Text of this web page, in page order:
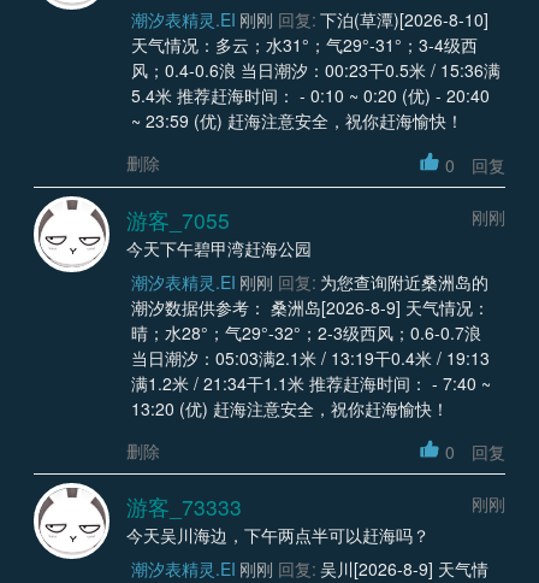
潮汐表精灵.EI 刚刚 回复: 下泊(草潭)[2026-8-10]
天气情况：多云；水31°；气29°-31°；3-4级西
风；0.4-0.6浪 当日潮汐：00:23干0.5米 / 15:36满
5.4米 推荐赶海时间： - 0:10 ~ 0:20 (优) - 20:40
~ 23:59 (优) 赶海注意安全，祝你赶海愉快！
删除
0 回复
游客_7055
刚刚
今天下午碧甲湾赶海公园
潮汐表精灵.EI 刚刚 回复: 为您查询附近桑洲岛的
潮汐数据供参考： 桑洲岛[2026-8-9] 天气情况：
晴；水28°；气29°-32°；2-3级西风；0.6-0.7浪
当日潮汐：05:03满2.1米 / 13:19干0.4米 / 19:13
满1.2米 / 21:34干1.1米 推荐赶海时间： - 7:40 ~
13:20 (优) 赶海注意安全，祝你赶海愉快！
删除
0 回复
游客_73333
刚刚
今天吴川海边，下午两点半可以赶海吗？
潮汐表精灵.EI 刚刚 回复: 吴川[2026-8-9] 天气情